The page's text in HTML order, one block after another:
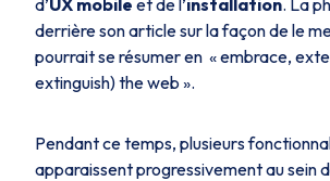
d’UX mobile et de l’installation. La
derrière son article sur la façon de le
pourrait se résumer en « embrace,
extinguish) the web ».
Pendant ce temps, plusieurs
apparaissent progressivement au sein